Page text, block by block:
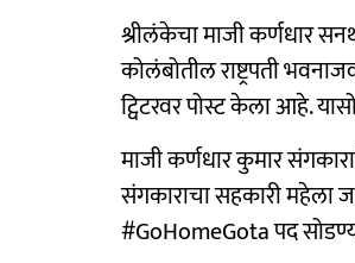
श्रीलंकेचा माजी कर्णधार
कोलंबोतील राष्ट्रपती
ट्विटरवर पोस्ट केला आहे.
माजी कर्णधार कुमार
संगकाराचा सहकारी महेला
#GoHomeGota पद